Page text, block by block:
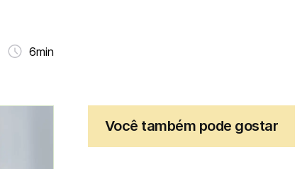
6min
Você também pode gostar